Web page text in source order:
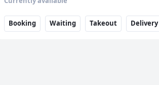
Booking Waiting Takeout Delivery